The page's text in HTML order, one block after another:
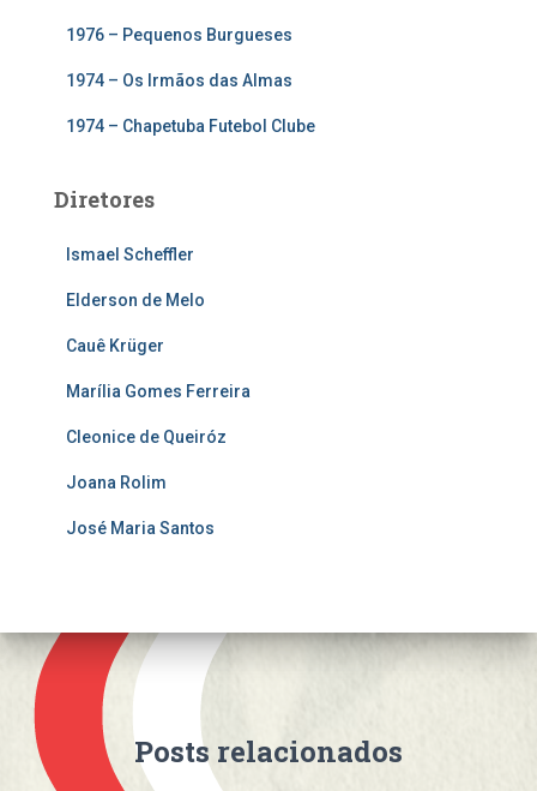
1976 – Pequenos Burgueses
1974 – Os Irmãos das Almas
1974 – Chapetuba Futebol Clube
Diretores
Ismael Scheffler
Elderson de Melo
Cauê Krüger
Marília Gomes Ferreira
Cleonice de Queiróz
Joana Rolim
José Maria Santos
Posts relacionados